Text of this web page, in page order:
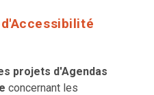
projets d'Agendas
concernant les